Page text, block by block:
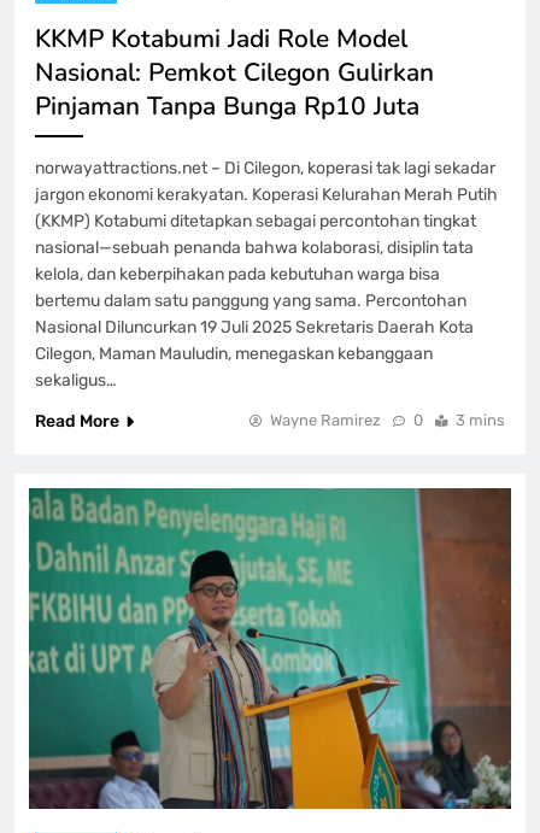
KKMP Kotabumi Jadi Role Model
Nasional: Pemkot Cilegon Gulirkan
Pinjaman Tanpa Bunga Rp10 Juta
norwayattractions.net – Di Cilegon, koperasi tak lagi sekadar
jargon ekonomi kerakyatan. Koperasi Kelurahan Merah Putih
(KKMP) Kotabumi ditetapkan sebagai percontohan tingkat
nasional—sebuah penanda bahwa kolaborasi, disiplin tata
kelola, dan keberpihakan pada kebutuhan warga bisa
bertemu dalam satu panggung yang sama. Percontohan
Nasional Diluncurkan 19 Juli 2025 Sekretaris Daerah Kota
Cilegon, Maman Mauludin, menegaskan kebanggaan
sekaligus…
Read More
Wayne Ramirez 0 3 mins